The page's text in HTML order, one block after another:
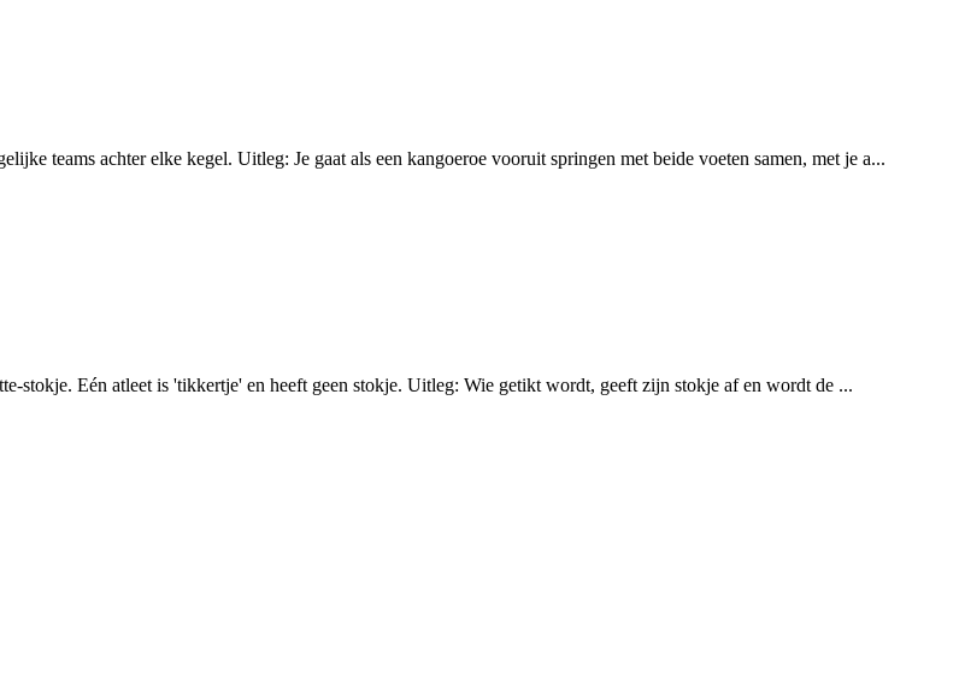
teams achter elke kegel. Uitleg: Je gaat als een kangoeroe vooruit springen met beide voeten samen, met je a...
stokje. Eén atleet is 'tikkertje' en heeft geen stokje. Uitleg: Wie getikt wordt, geeft zijn stokje af en wordt de ...